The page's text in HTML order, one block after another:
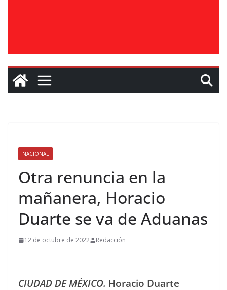
NACIONAL
Otra renuncia en la
mañanera, Horacio
Duarte se va de Aduanas
12 de octubre de 2022 Redacción
CIUDAD DE MÉXICO. Horacio Duarte